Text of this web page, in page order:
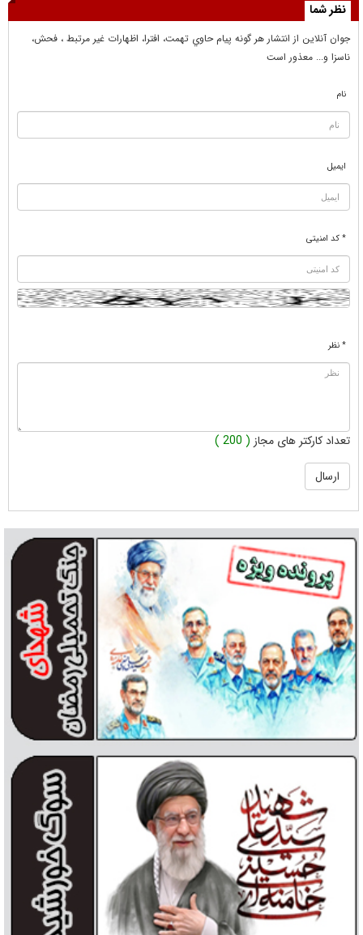
نظر شما
جوان آنلاين از انتشار هر گونه پيام حاوي تهمت، افترا، اظهارات غير مرتبط ، فحش،
ناسزا و... معذور است
نام
ایمیل
* کد امنیتی
* نظر
تعداد کارکتر های مجاز ( 200 )